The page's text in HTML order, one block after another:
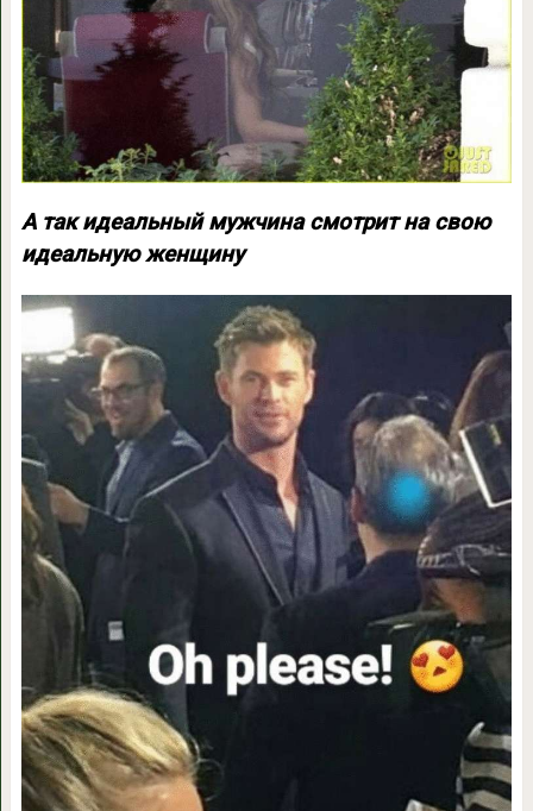
А так идеальный мужчина смотрит на свою
идеальную женщину